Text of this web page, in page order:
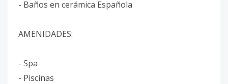
- Baños en cerámica Española
AMENIDADES:
- Spa
- Piscinas